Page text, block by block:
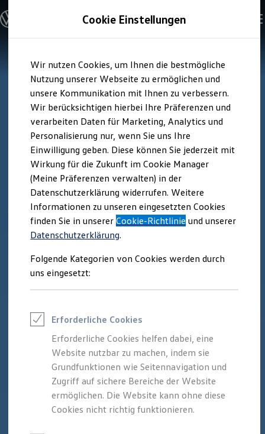
Hauptinhalt
springen
Footer
springen
Modelle und Konfigurator
Konfigurator
Modelle vergleichen
Elektroautos
ENERGY Sondermodelle
Nutzfahrzeuge
SUV und CUV
Familienautos
Kombis
Kompaktwagen
Sportwagen
Schnell verfügbare Fahrzeuge
Angebote und Produkte
Aktuelle Angebote
E-Auto-Förderung
Volkswagen Marktplatz
Die ENERGY Sondermodelle
Junge Gebrauchtwagen und Gebrauchtwagen
Volkswagen Zertifizierte Gebrauchtwagen
Elektromobilität bei Gebrauchtwagen
Saisonangebote
Reifenpakete
Leasing
Leasing-Angebote
Elektroauto Leasing
Kleinwagen-Leasing
Leasing ohne Anzahlung
Finanzierung
Autokredit mit Schlussrate
Versicherungen und Garantien
Kfz-Versicherung
Restschuldversicherungen
Garantien
Cookie Einstellungen
Wir nutzen Cookies, um Ihnen die bestmögliche
Nutzung unserer Webseite zu ermöglichen und
unsere Kommunikation mit Ihnen zu verbessern.
Wir berücksichtigen hierbei Ihre Präferenzen und
verarbeiten Daten für Marketing, Analytics und
Personalisierung nur, wenn Sie uns Ihre
Einwilligung geben. Diese können Sie jederzeit mit
Wirkung für die Zukunft im Cookie Manager
(Meine Präferenzen verwalten) in der
Datenschutzerklärung widerrufen. Weitere
Informationen zu unseren eingesetzten Cookies
finden Sie in unsererCookie-Richtlinie und unserer
Datenschutzerklärung.
Folgende Kategorien von Cookies werden durch
uns eingesetzt:
Erforderliche Cookies
Erforderliche Cookies helfen dabei, eine
Website nutzbar zu machen, indem sie
Grundfunktionen wie Seitennavigation und
Zugriff auf sichere Bereiche der Website
ermöglichen. Die Website kann ohne diese
Cookies nicht richtig funktionieren.